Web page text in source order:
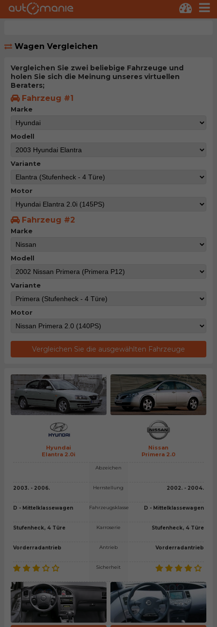
Wagen Vergleichen
Vergleichen Sie zwei beliebige Fahrzeuge und
holen Sie sich die Meinung unseres virtuellen
Beraters;
Fahrzeug #1
Marke
Modell
Variante
Motor
Fahrzeug #2
Marke
Modell
Variante
Motor
Vergleichen Sie die ausgewählten Fahrzeuge
Hyundai
Elantra 2.0i
Nissan
Primera 2.0
2003. - 2006.
D - Mittelklassewagen
Stufenheck, 4 Türe
Vorderradantrieb
Abzeichen
Herrstellung
Fahrzeugsklasse
Karroserie
Antrieb
Sicherheit
2002. - 2004.
D - Mittelklassewagen
Stufenheck, 4 Türe
Vorderradantrieb